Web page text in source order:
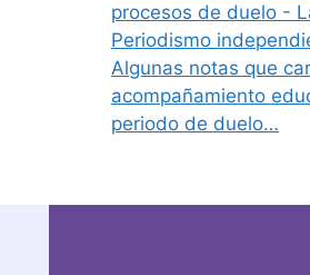
procesos de duelo -
Periodismo
Algunas notas que
acompañamiento
periodo de duelo…